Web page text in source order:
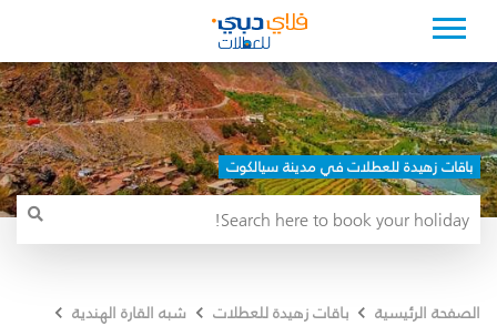
باقات زهيدة للعطلات في مدينة سيالكوت
الصفحة الرئيسية باقات زهيدة للعطلات
شبه القارة الهندية